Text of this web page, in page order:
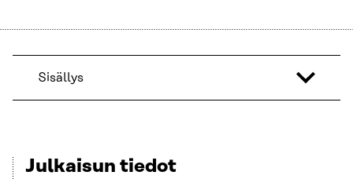
Sisällys
Julkaisun tiedot